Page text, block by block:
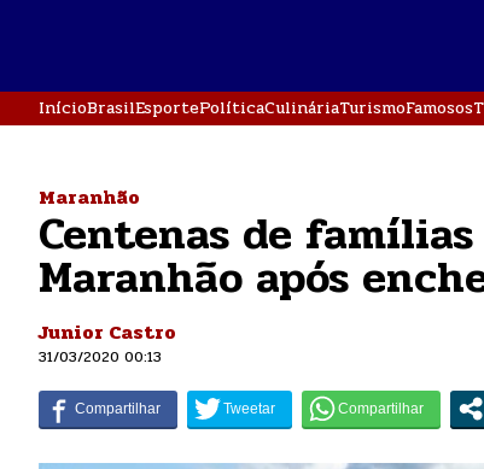
InícioBrasilEsportePolíticaCulináriaTurismoFamosos
Maranhão
Centenas de
Maranhão após
Junior Castro
31/03/2020 00:13